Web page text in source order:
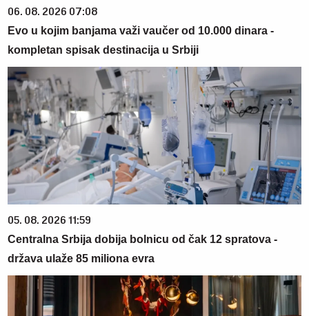
06. 08. 2026 07:08
Evo u kojim banjama važi vaučer od 10.000 dinara -
kompletan spisak destinacija u Srbiji
05. 08. 2026 11:59
Centralna Srbija dobija bolnicu od čak 12 spratova -
država ulaže 85 miliona evra